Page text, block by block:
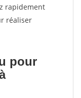
rapidement
réaliser
pour